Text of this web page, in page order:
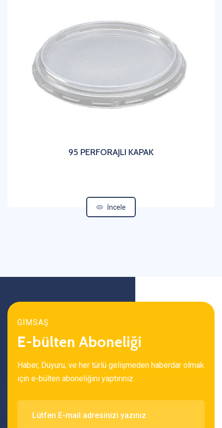
95 PERFORAJLI KAPAK
İncele
GİMSAŞ
E-bülten Aboneliği
Haber, Duyuru, ve her türlü gelişmeden haberdar olmak
için e-bülten aboneliğini yaptırınız